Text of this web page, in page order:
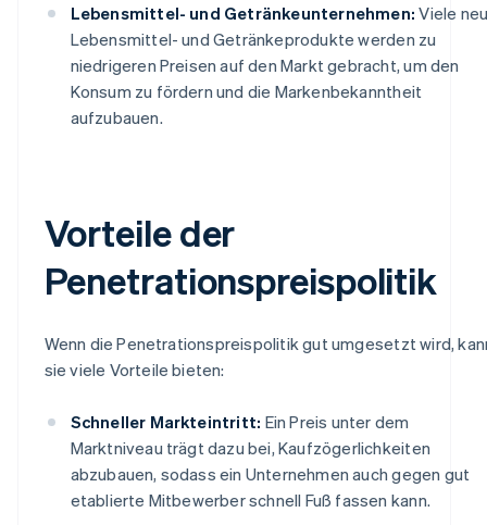
Lebensmittel- und Getränkeunternehmen: Viele
Lebensmittel- und Getränkeprodukte werden zu
niedrigeren Preisen auf den Markt gebracht, um den
Konsum zu fördern und die Markenbekanntheit
aufzubauen.
Vorteile der
Penetrationspreispolitik
Wenn die Penetrationspreispolitik gut umgesetzt wird,
sie viele Vorteile bieten:
Schneller Markteintritt: Ein Preis unter dem
Marktniveau trägt dazu bei, Kaufzögerlichkeiten
abzubauen, sodass ein Unternehmen auch gegen gut
etablierte Mitbewerber schnell Fuß fassen kann.